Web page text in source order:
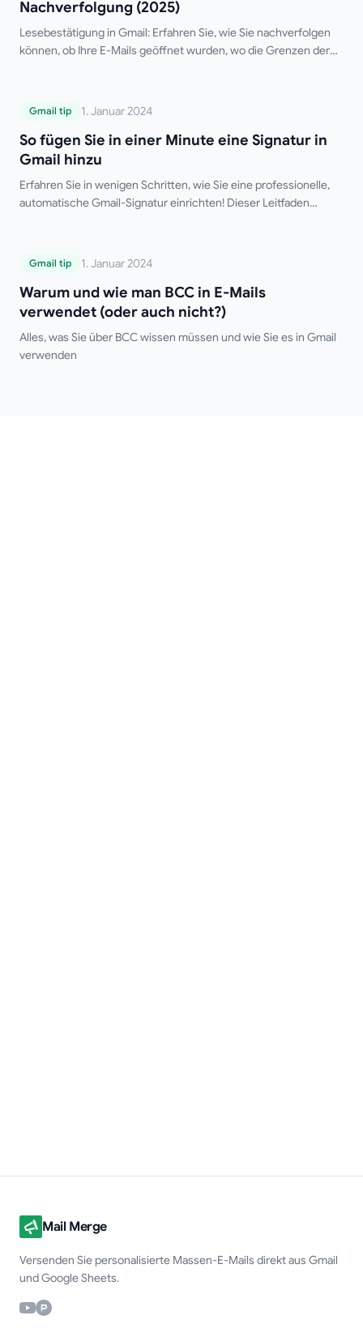
Nachverfolgung (2025)
Lesebestätigung in Gmail: Erfahren Sie, wie Sie nachverfolgen
können, ob Ihre E-Mails geöffnet wurden, wo die Grenzen der
So fügen Sie in einer Minute eine Signatur
Gmail tip 1. Januar 2024
So fügen Sie in einer Minute eine Signatur in
Gmail hinzu
Erfahren Sie in wenigen Schritten, wie Sie eine professionelle,
automatische Gmail-Signatur einrichten! Dieser Leitfaden
Verabschieden Sie sich vom manuellen Tippen Ihrer Signatur!
Warum und wie man BCC in E-Mails
Gmail tip 1. Januar 2024
Warum und wie man BCC in E-Mails
verwendet (oder auch nicht?)
Alles, was Sie über BCC wissen müssen und wie Sie es in Gmail
verwenden
Mail Merge
Versenden Sie personalisierte Massen-E-Mails direkt aus Gmail
und Google Sheets.